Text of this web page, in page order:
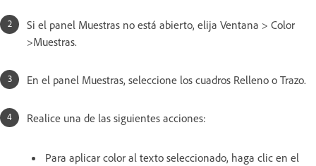
Si el panel Muestras no está abierto, elija Ventana > Color
>Muestras.
En el panel Muestras, seleccione los cuadros Relleno o Trazo.
Realice una de las siguientes acciones:
Para aplicar color al texto seleccionado, haga clic en el